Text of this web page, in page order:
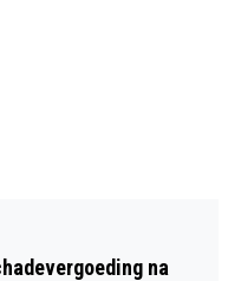
na